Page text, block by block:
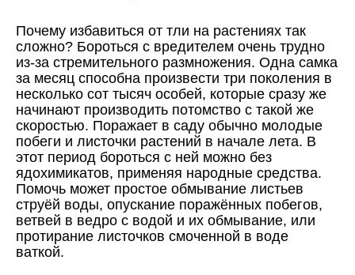
Почему избавиться от тли на растениях так
сложно? Бороться с вредителем очень трудно
из-за стремительного размножения. Одна самка
за месяц способна произвести три поколения в
несколько сот тысяч особей, которые сразу же
начинают производить потомство с такой же
скоростью. Поражает в саду обычно молодые
побеги и листочки растений в начале лета. В
этот период бороться с ней можно без
ядохимикатов, применяя народные средства.
Помочь может простое обмывание листьев
струёй воды, опускание поражённых побегов,
ветвей в ведро с водой и их обмывание, или
протирание листочков смоченной в воде
ваткой.